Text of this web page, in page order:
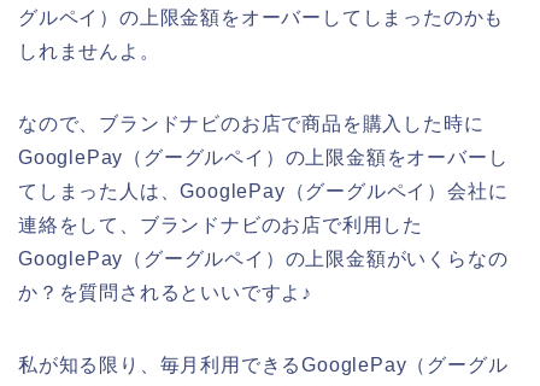
グルペイ）の上限金額をオーバーしてしまったのかも
しれませんよ。
なので、ブランドナビのお店で商品を購入した時に
GooglePay（グーグルペイ）の上限金額をオーバーし
てしまった人は、GooglePay（グーグルペイ）会社に
連絡をして、ブランドナビのお店で利用した
GooglePay（グーグルペイ）の上限金額がいくらなの
か？を質問されるといいですよ♪
私が知る限り、毎月利用できるGooglePay（グーグル